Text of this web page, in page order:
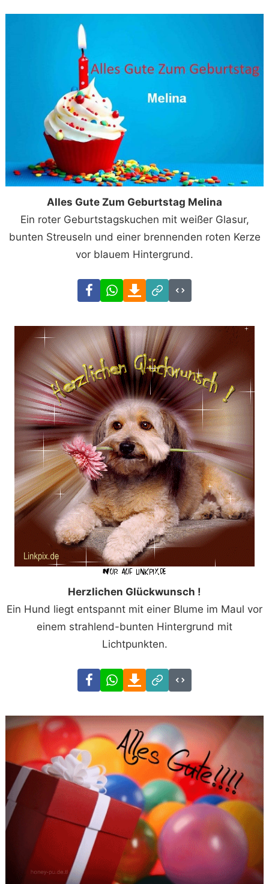
Alles Gute Zum Geburtstag Melina
Ein roter Geburtstagskuchen mit weißer Glasur,
bunten Streuseln und einer brennenden roten Kerze
vor blauem Hintergrund.
FacebookWhatsAppDownload
Link
Code
Herzlichen Glückwunsch !
Ein Hund liegt entspannt mit einer Blume im Maul vor
einem strahlend-bunten Hintergrund mit
Lichtpunkten.
FacebookWhatsAppDownload
Link
Code